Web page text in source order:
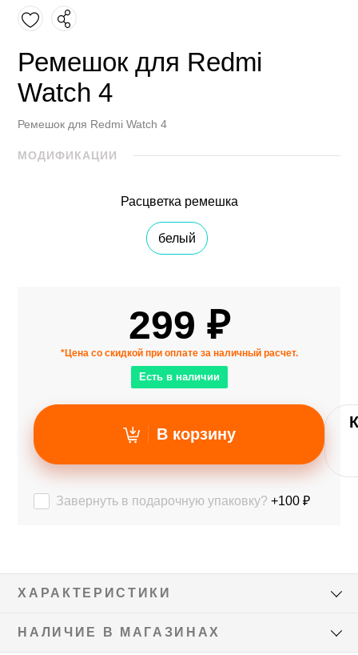
Ремешок для Redmi
Watch 4
Ремешок для Redmi Watch 4
МОДИФИКАЦИИ
Расцветка ремешка
белый
299 ₽
*Цена со скидкой при оплате за наличный расчет.
Есть в наличии
В корзину
Завернуть в подарочную упаковку? +100 ₽
ХАРАКТЕРИСТИКИ
НАЛИЧИЕ В МАГАЗИНАХ